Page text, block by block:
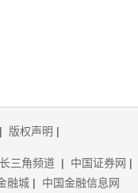
| 版权声明 |
三角频道 | 中国证券网 |
融城 | 中国金融信息网